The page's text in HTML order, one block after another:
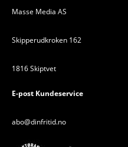
Masse Media AS
Skipperudkroken 162
1816 Skiptvet
E-post Kundeservice
abo@dinfritid.no